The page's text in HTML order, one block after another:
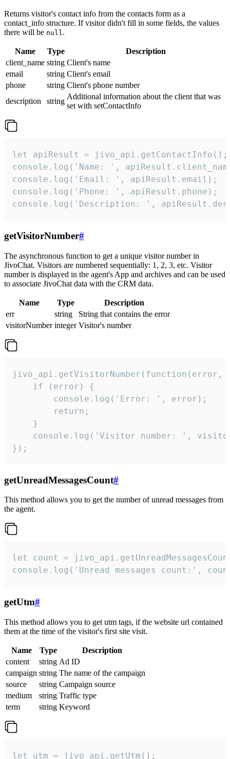
Returns visitor's contact info from the contacts form as a
contact_info structure. If visitor didn't fill in some fields, the values
there will be null.
Name Type
Description
client_name string Client's name
email
string Client's email
phone
string Client's phone number
description
string
Additional information about the client that was
set with setContactInfo
let apiResult = jivo_api.getContactInfo();
console.log('Name: ',
console.log('Email: ', apiResult.email);
console.log('Phone: ', apiResult.phone);
console.log('Description: ',
getVisitorNumber#
The asynchronous function to get a unique visitor number in
JivoChat. Visitors are numbered sequentially: 1, 2, 3, etc. Visitor
number is displayed in the agent's App and archives and can be used
to associate JivoChat data with the CRM data.
Name Type
Description
err
string
String that contains the error
visitorNumber integer Visitor's number
jivo_api.getVisitorNumber(function(error,
    if (error) {
        console.log('Error: ', error);
        return;
    }
console.log('Visitor number: ',
});
getUnreadMessagesCount#
This method allows you to get the number of unread messages from
the agent.
let count =
console.log('Unread messages count:',
getUtm#
This method allows you to get utm tags, if the website url contained
them at the time of the visitor's first site visit.
Name Type
Description
content
string Ad ID
campaign string The name of the campaign
source
string Campaign source
medium
string Traffic type
term
string Keyword
let utm = jivo_api.getUtm();